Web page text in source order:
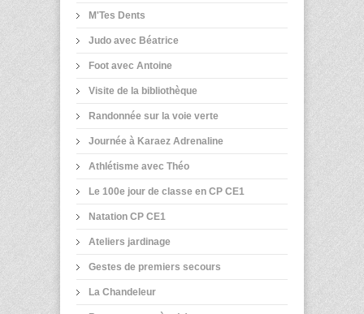
M'Tes Dents
Judo avec Béatrice
Foot avec Antoine
Visite de la bibliothèque
Randonnée sur la voie verte
Journée à Karaez Adrenaline
Athlétisme avec Théo
Le 100e jour de classe en CP CE1
Natation CP CE1
Ateliers jardinage
Gestes de premiers secours
La Chandeleur